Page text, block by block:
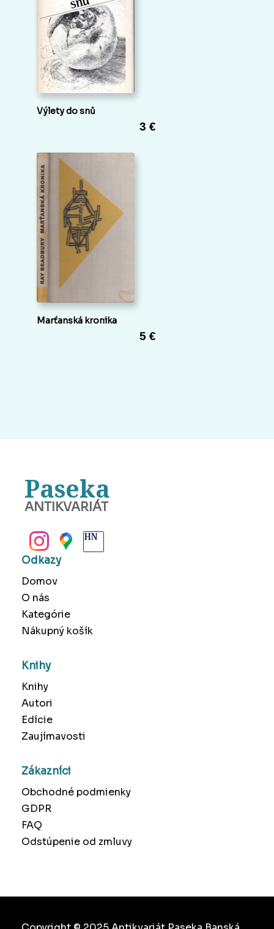
Výlety do snů
3 €
Marťanská kronika
5 €
Paseka
ANTIKVARIÁT
Odkazy
Domov
O nás
Kategórie
Nákupný košík
Knihy
Knihy
Autori
Edície
Zaujímavosti
Zákazníci
Obchodné podmienky
GDPR
FAQ
Odstúpenie od zmluvy